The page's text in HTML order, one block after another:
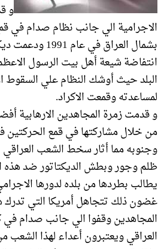
و
الاجرامية الي جانب نظام صدام في
بشمال العراق في
انتفاضة شيعة أهل بيت الرسول
البلد حيث أوشك النظام علي السقوط
لمساعدته وقمعت الاكراد.
و قدمت زمرة المجاهدين الارهابية
من خلال مشاركتها في قمع الحركتين
وجنوبه مما أثار سخط الشعب
ظلم وجور وبطش الديكتاتور ضد هذه
يطالب بطردها من بلده لدورها
غضون ذلك تتجاهل أمريكا التي
المجاهدين وقفوا الي جانب صدام
العراقي ويعتبرون أعداء لهذا الشعب